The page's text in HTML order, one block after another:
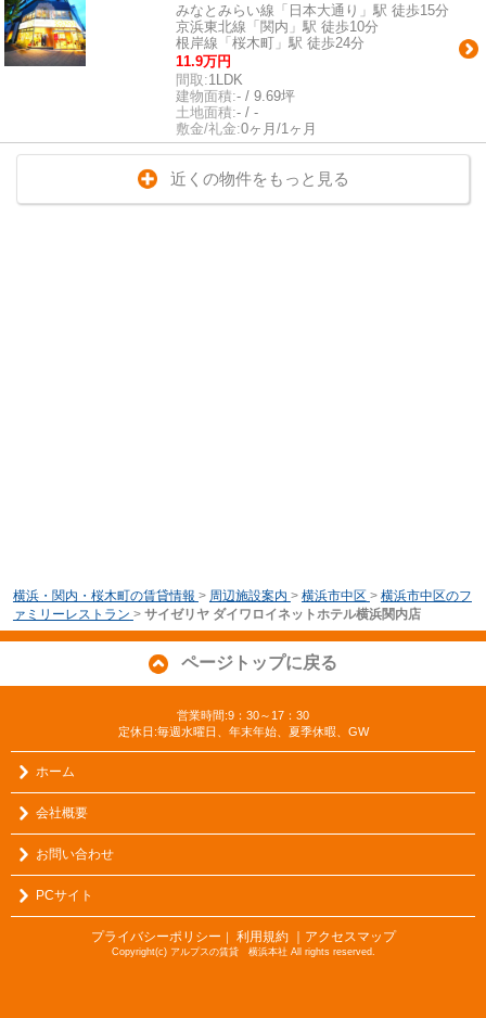
みなとみらい線「日本大通り」駅 徒歩15分
京浜東北線「関内」駅 徒歩10分
根岸線「桜木町」駅 徒歩24分
11.9万円
間取:1LDK
建物面積:- / 9.69坪
土地面積:- / -
敷金/礼金:0ヶ月/1ヶ月
近くの物件をもっと見る
横浜・関内・桜木町の賃貸情報 > 周辺施設案内 > 横浜市中区 > 横浜市中区のフ
ァミリーレストラン > サイゼリヤ ダイワロイネットホテル横浜関内店
ページトップに戻る
営業時間:9：30～17：30
定休日:毎週水曜日、年末年始、夏季休暇、GW
ホーム
会社概要
お問い合わせ
PCサイト
プライバシーポリシー ｜ 利用規約 ｜アクセスマップ
Copyright(c) アルプスの賃貸 横浜本社 All rights reserved.